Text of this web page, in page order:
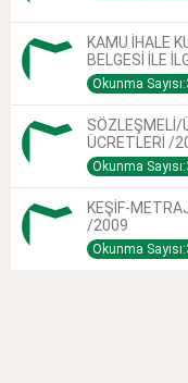
KAMU İHALE
BELGESİ İLE
Okunma
SÖZLEŞMELİ/
ÜCRETLERİ /
Okunma
KEŞİF-
/2009
Okunma